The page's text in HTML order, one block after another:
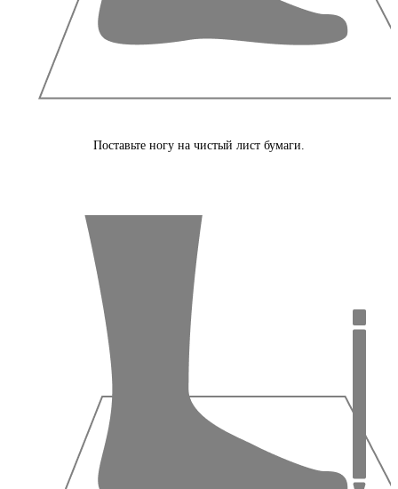
Поставьте ногу на чистый лист бумаги.